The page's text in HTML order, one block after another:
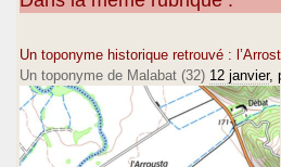
Un toponyme historique retrouvé :
Un toponyme de Malabat (32) 12 janvier,